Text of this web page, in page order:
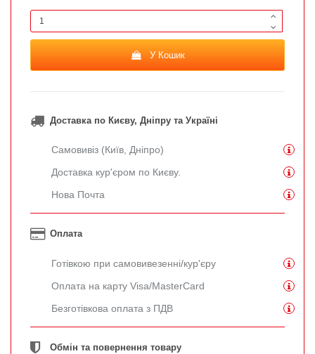
У Кошик
Доставка по Києву, Дніпру та Україні
Самовивіз (Київ, Дніпро)
Доставка кур'єром по Києву.
Нова Почта
Оплата
Готівкою при самовивезенні/кур'єру
Оплата на карту Visa/MasterCard
Безготівкова оплата з ПДВ
Обмін та повернення товару